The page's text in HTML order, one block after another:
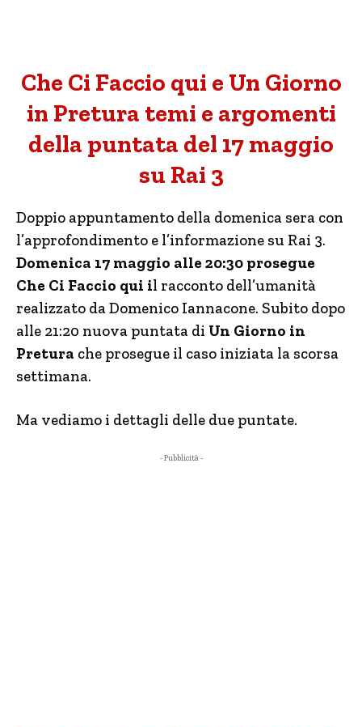
Che Ci Faccio qui e Un Giorno
in Pretura temi e argomenti
della puntata del 17 maggio
su Rai 3
Doppio appuntamento della domenica sera con
l’approfondimento e l’informazione su Rai 3.
Domenica 17 maggio alle 20:30 prosegue
Che Ci Faccio qui il racconto dell’umanità
realizzato da Domenico Iannacone. Subito dopo
alle 21:20 nuova puntata di Un Giorno in
Pretura che prosegue il caso iniziata la scorsa
settimana.
Ma vediamo i dettagli delle due puntate.
- Pubblicità -